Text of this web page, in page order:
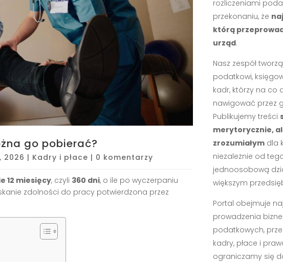
go pobierać?
2026 | Kadry i płace | 0 komentarzy
12 miesięcy, czyli 360 dni, o ile po wyczerpaniu
zdolności do pracy potwierdzona przez
rozliczeniami
przekonaniu, że
którą
urząd.
Nasz zespół
podatkowi,
kadr, którzy na co
nawigować przez
Publikujemy treści
merytorycznie,
zrozumiałymdla
niezależnie od
jednoosobową
większym
Portal obejmuje
prowadzenia
podatkowych,
kadry, płace i
ograniczamy się